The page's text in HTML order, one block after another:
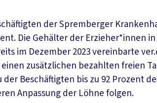
der Spremberger
Die Gehälter der Erzieher*innen
im Dezember 2023 vereinbarte
zusätzlichen bezahlten freien
Beschäftigten bis zu 92 Prozent
Anpassung der Löhne folgen.